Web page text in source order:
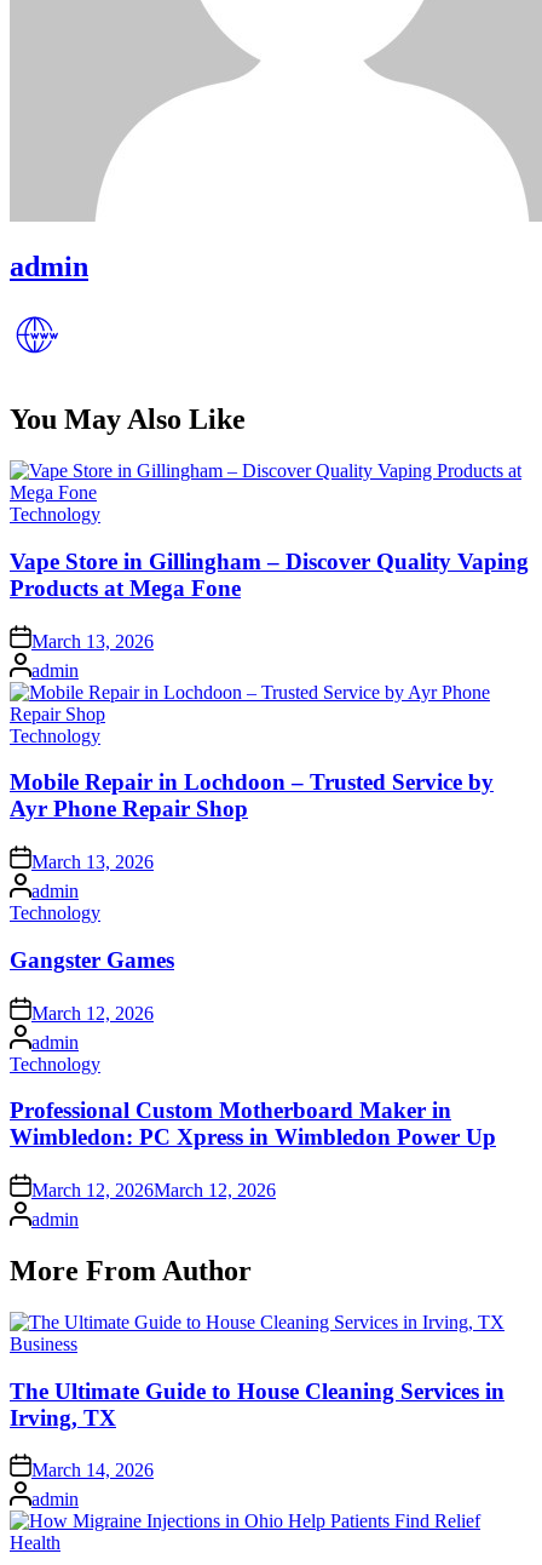
admin
You May Also Like
Posted
Technology
Vape Store in Gillingham – Discover Quality Vaping
Products at Mega Fone
Posted
on
March 13, 2026
Posted
by
admin
Posted
Technology
Mobile Repair in Lochdoon – Trusted Service by
Ayr Phone Repair Shop
Posted
on
March 13, 2026
Posted
by
admin
Posted
Technology
Gangster Games
Posted
on
March 12, 2026
Posted
by
admin
Posted
Technology
Professional Custom Motherboard Maker in
Wimbledon: PC Xpress in Wimbledon Power Up
Posted
on
March 12, 2026March 12, 2026
Posted
by
admin
More From Author
Posted
Business
The Ultimate Guide to House Cleaning Services in
Irving, TX
Posted
on
March 14, 2026
Posted
by
admin
Posted
Health